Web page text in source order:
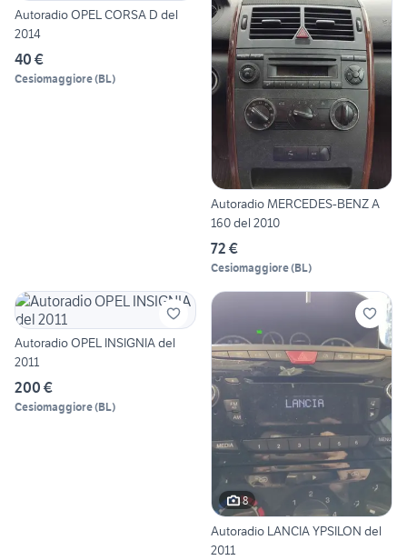
Autoradio OPEL CORSA D del
2014
40 €
Cesiomaggiore(BL)
Autoradio MERCEDES-BENZ A
160 del 2010
72 €
Cesiomaggiore(BL)
Autoradio OPEL INSIGNIA del
2011
200 €
Cesiomaggiore(BL)
8
Autoradio LANCIA YPSILON del
2011